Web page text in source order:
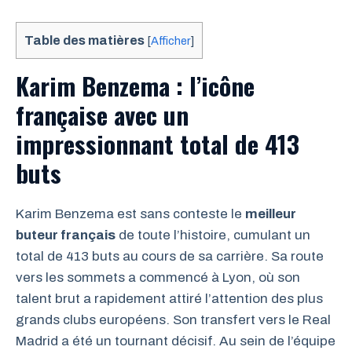
Table des matières [Afficher]
Karim Benzema : l’icône
française avec un
impressionnant total de 413
buts
Karim Benzema est sans conteste le meilleur
buteur français de toute l’histoire, cumulant un
total de 413 buts au cours de sa carrière. Sa route
vers les sommets a commencé à Lyon, où son
talent brut a rapidement attiré l’attention des plus
grands clubs européens. Son transfert vers le Real
Madrid a été un tournant décisif. Au sein de l’équipe